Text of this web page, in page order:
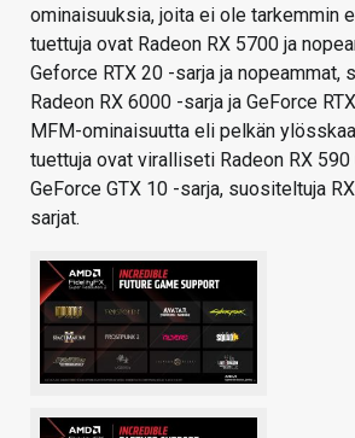
ominaisuuksia, joita ei ole tarkemmin
tuettuja ovat Radeon RX 5700 ja
Geforce RTX 20 -sarja ja nopeammat,
Radeon RX 6000 -sarja ja GeForce
MFM-ominaisuutta eli pelkän
tuettuja ovat viralliseti Radeon RX
GeForce GTX 10 -sarja, suositeltuja
sarjat.